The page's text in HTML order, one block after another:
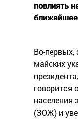
повлиять
Во-первых,
майских
говорится
населения
(ЗОЖ) и